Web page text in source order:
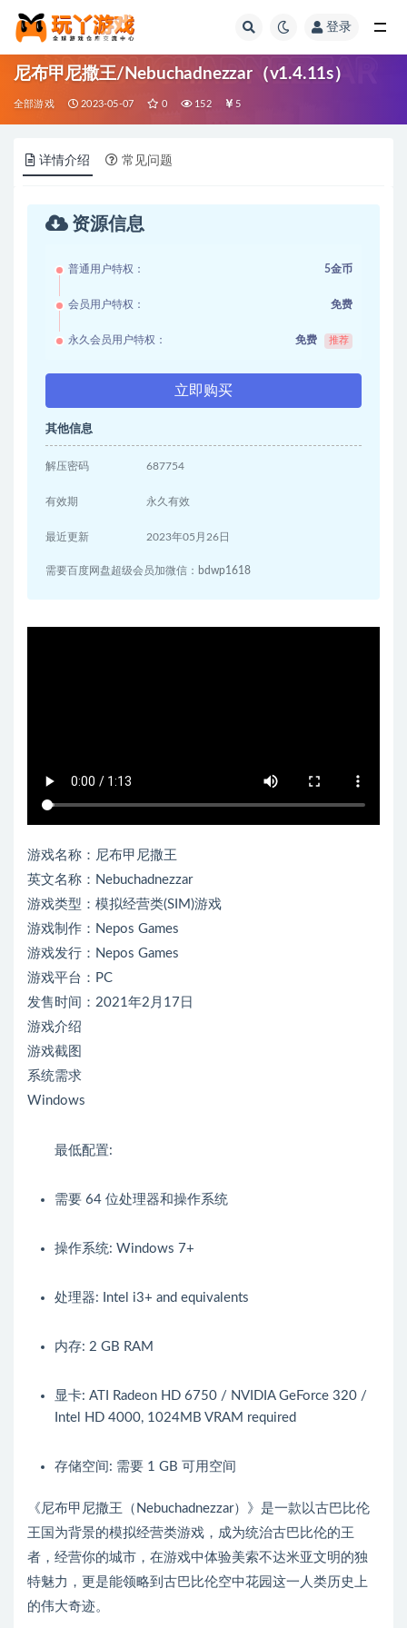
登录
尼布甲尼撒王/Nebuchadnezzar（v1.4.11s）
全部游戏 2023-05-07 0 152 5
详情介绍 常见问题
资源信息
普通用户特权： 5金币
会员用户特权： 免费
永久会员用户特权： 免费 推荐
立即购买
其他信息
解压密码 687754
有效期 永久有效
最近更新 2023年05月26日
需要百度网盘超级会员加微信：bdwp1618
游戏名称：尼布甲尼撒王
英文名称：Nebuchadnezzar
游戏类型：模拟经营类(SIM)游戏
游戏制作：Nepos Games
游戏发行：Nepos Games
游戏平台：PC
发售时间：2021年2月17日
游戏介绍
游戏截图
系统需求
Windows
最低配置:
需要 64 位处理器和操作系统
操作系统: Windows 7+
处理器: Intel i3+ and equivalents
内存: 2 GB RAM
显卡: ATI Radeon HD 6750 / NVIDIA GeForce 320 /
Intel HD 4000, 1024MB VRAM required
存储空间: 需要 1 GB 可用空间
《尼布甲尼撒王（Nebuchadnezzar）》是一款以古巴比伦
王国为背景的模拟经营类游戏，成为统治古巴比伦的王
者，经营你的城市，在游戏中体验美索不达米亚文明的独
特魅力，更是能领略到古巴比伦空中花园这一人类历史上
的伟大奇迹。